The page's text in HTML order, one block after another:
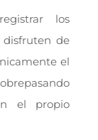
los
disfruten de
el
el propio